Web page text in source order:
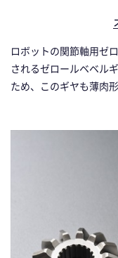
ロボットの関節軸用ゼ
されるゼロールベベル
ため、このギヤも薄肉